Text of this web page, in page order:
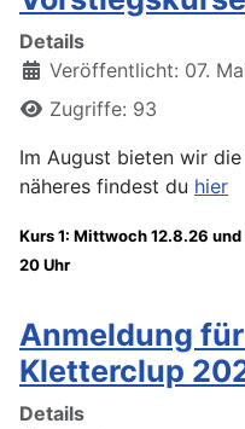
Details
Veröffentlicht: 07.
Zugriffe: 93
Im August bieten wir
näheres findest du hier
Kurs 1: Mittwoch 12.8.26
20 Uhr
Anmeldung
Kletterclup
Details